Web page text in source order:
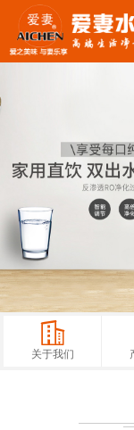
关于我们